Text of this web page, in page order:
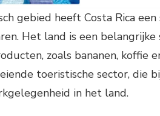
gebied heeft Costa Rica
Het land is een
zoals bananen, koffie
toeristische sector, die
in het land.